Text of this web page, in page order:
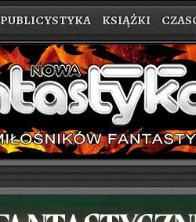
PUBLICYSTYKA KSIĄŻKI